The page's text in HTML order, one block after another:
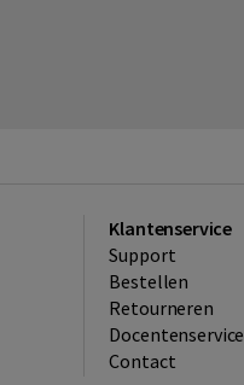
Klantenservice
Support
Bestellen
​Retourneren
Docentenservice
Contact